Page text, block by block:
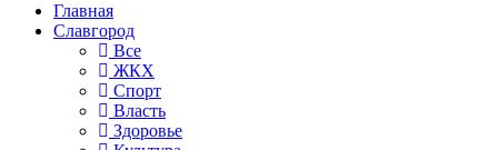
Главная
Славгород
Все
ЖКХ
Спорт
Власть
Здоровье